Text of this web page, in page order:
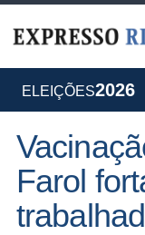
ELEIÇÕES2026
Farol